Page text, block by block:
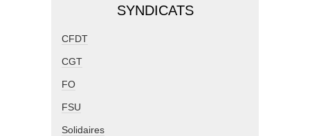
SYNDICATS
CFDT
CGT
FO
FSU
Solidaires